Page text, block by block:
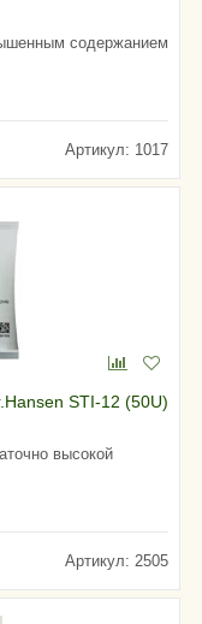
содержанием
Артикул: 1017
STI-12 (50U)
высокой
Артикул: 2505